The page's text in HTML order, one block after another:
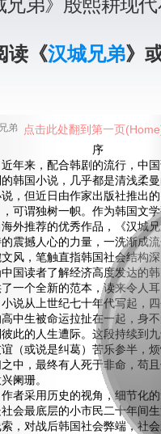
兄弟》殷熙耕现
读《汉城兄弟》
弟
来，配合韩剧的流行，中国
韩国小说，几乎都是清浅柔
，但近日由作家出版社推出
可谓独树一帜。作为韩国文
外推荐的优秀作品，《汉城
震撼人心的力量，一洗渐成
风，笔触直指韩国社会结构
中国读者了解经济高度发达的
一个全新的范本，读来令人耳
从上世纪七十年代写起，四
中生被命运拉扯在一起，身
此的人生遭际。这段持续到
（或说是纠葛）苦乐参半，烦
中，最终有人死于非命，苟
阑珊。
采用历史的视角，细节化的
会最底层的小市民二十年间
，对战后韩国社会弊端，社
点击此处翻到第一页